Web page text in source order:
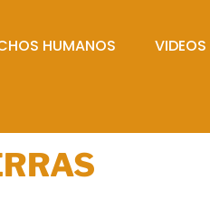
HUMANOS VIDEOS